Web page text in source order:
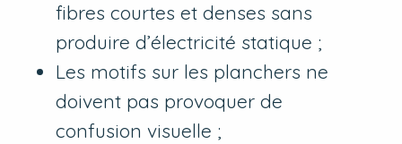
fibres courtes et denses sans
produire d’électricité statique ;
Les motifs sur les planchers ne
doivent pas provoquer de
confusion visuelle ;